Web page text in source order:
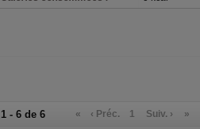
1 - 6 de 6 « ‹ Préc. 1 Suiv. › »